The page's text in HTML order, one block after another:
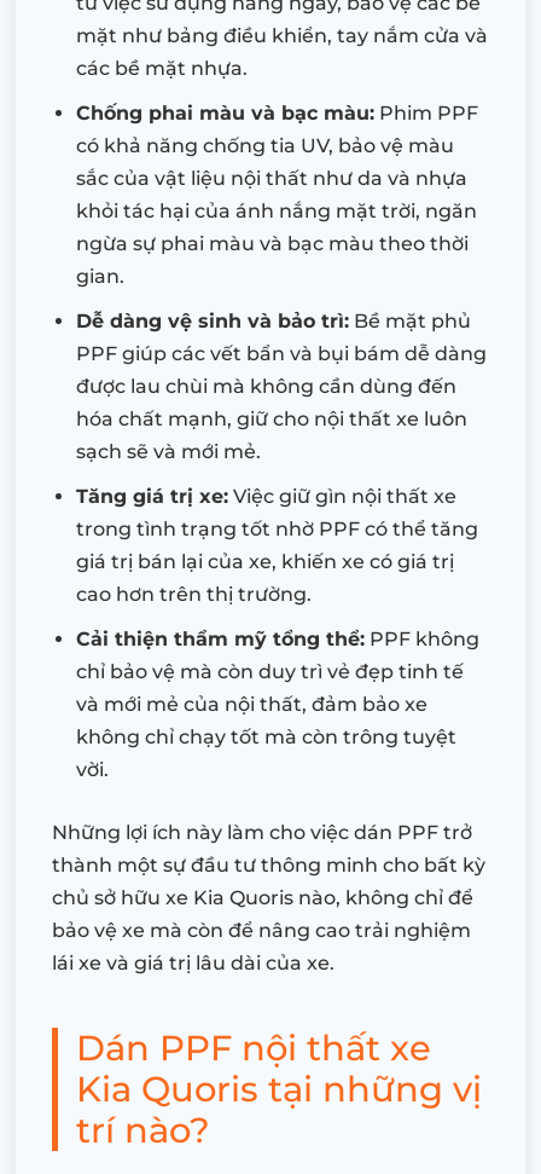
mặt như bảng điều khiển, tay nắm cửa và
các bề mặt nhựa.
Chống phai màu và bạc màu: Phim PPF
có khả năng chống tia UV, bảo vệ màu
sắc của vật liệu nội thất như da và nhựa
khỏi tác hại của ánh nắng mặt trời, ngăn
ngừa sự phai màu và bạc màu theo thời
gian.
Dễ dàng vệ sinh và bảo trì: Bề mặt phủ
PPF giúp các vết bẩn và bụi bám dễ dàng
được lau chùi mà không cần dùng đến
hóa chất mạnh, giữ cho nội thất xe luôn
sạch sẽ và mới mẻ.
Tăng giá trị xe: Việc giữ gìn nội thất xe
trong tình trạng tốt nhờ PPF có thể tăng
giá trị bán lại của xe, khiến xe có giá trị
cao hơn trên thị trường.
Cải thiện thẩm mỹ tổng thể: PPF không
chỉ bảo vệ mà còn duy trì vẻ đẹp tinh tế
và mới mẻ của nội thất, đảm bảo xe
không chỉ chạy tốt mà còn trông tuyệt
vời.
Những lợi ích này làm cho việc dán PPF trở
thành một sự đầu tư thông minh cho bất kỳ
chủ sở hữu xe Kia Quoris nào, không chỉ để
bảo vệ xe mà còn để nâng cao trải nghiệm
lái xe và giá trị lâu dài của xe.
Dán PPF nội thất xe
Kia Quoris tại những vị
trí nào?